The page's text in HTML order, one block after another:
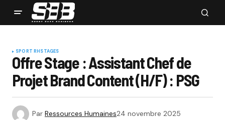
SPORT RHSTAGES
Offre Stage : Assistant Chef de
Projet Brand Content (H/F) : PSG
Par Ressources Humaines24 novembre 2025